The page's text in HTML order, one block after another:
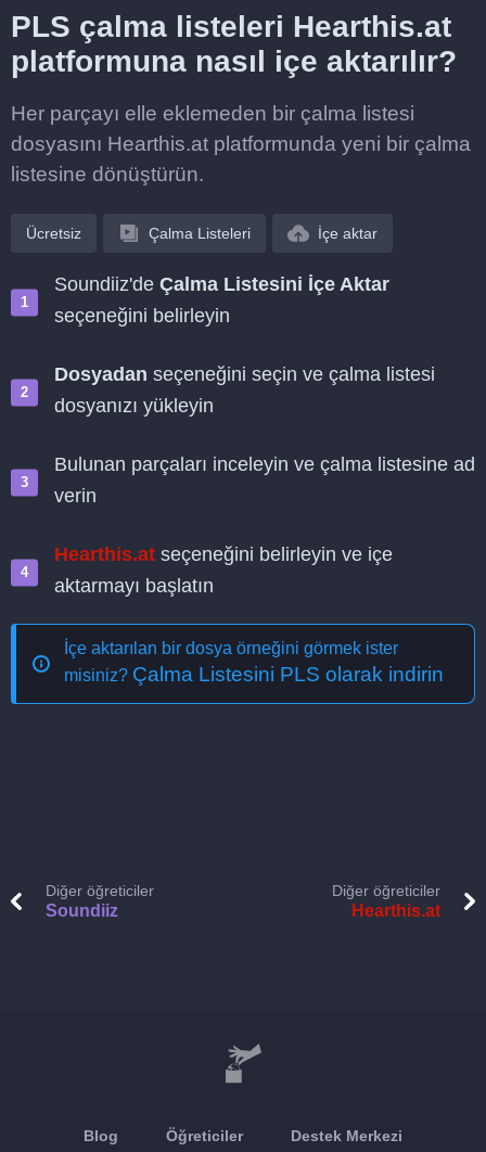
PLS çalma listeleri Hearthis.at
platformuna nasıl içe aktarılır?
Her parçayı elle eklemeden bir çalma listesi
dosyasını Hearthis.at platformunda yeni bir çalma
listesine dönüştürün.
Ücretsiz Çalma Listeleri İçe aktar
Soundiiz'de Çalma Listesini İçe Aktar
seçeneğini belirleyin
Dosyadan seçeneğini seçin ve çalma listesi
dosyanızı yükleyin
Bulunan parçaları inceleyin ve çalma listesine ad
verin
Hearthis.at seçeneğini belirleyin ve içe
aktarmayı başlatın
İçe aktarılan bir dosya örneğini görmek ister
misiniz? Çalma Listesini PLS olarak indirin
Diğer öğreticiler
Soundiiz
Diğer öğreticiler
Hearthis.at
Blog Öğreticiler Destek Merkezi